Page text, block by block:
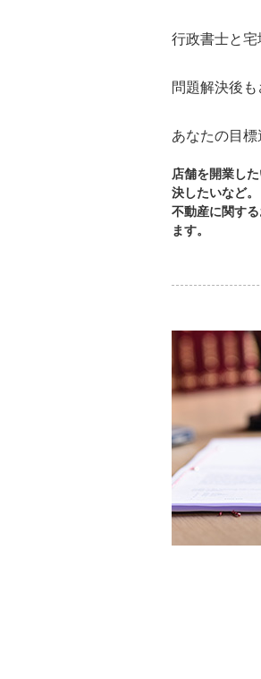
行政書士と宅
問題解決後
あなたの目
店舗を開業し
決したいなど。
不動産に関す
ます。